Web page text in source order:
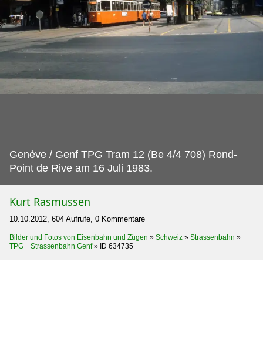
Genève / Genf TPG Tram 12 (Be 4/4 708) Rond-
Point de Rive am 16 Juli 1983.
Kurt Rasmussen
10.10.2012, 604 Aufrufe, 0 Kommentare
Bilder und Fotos von Eisenbahn und Zügen » Schweiz » Strassenbahn »
TPG Strassenbahn Genf» ID 634735